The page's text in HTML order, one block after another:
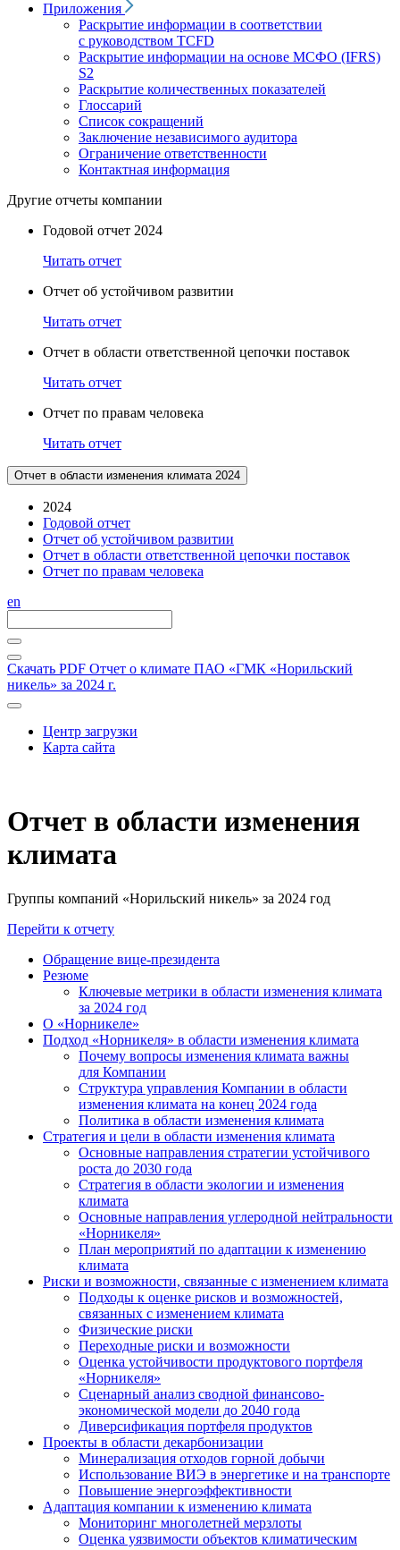
Приложения
Раскрытие информации в соответствии
с руководством TCFD
Раскрытие информации на основе МСФО (IFRS)
S2
Раскрытие количественных показателей
Глоссарий
Список сокращений
Заключение независимого аудитора
Ограничение ответственности
Контактная информация
Другие отчеты компании
Годовой отчет 2024
Читать отчет
Отчет об устойчивом развитии
Читать отчет
Отчет в области ответственной цепочки поставок
Читать отчет
Отчет по правам человека
Читать отчет
Отчет в области изменения климата 2024
2024
Годовой отчет
Отчет об устойчивом развитии
Отчет в области ответственной цепочки поставок
Отчет по правам человека
en
Скачать PDF Отчет о климате ПАО «ГМК «Норильский
никель» за 2024 г.
Центр загрузки
Карта сайта
Отчет в области изменения
климата
Группы компаний «Норильский никель» за 2024 год
Перейти к отчету
Обращение вице-президента
Резюме
Ключевые метрики в области изменения климата
за 2024 год
О «Норникеле»
Подход «Норникеля» в области изменения климата
Почему вопросы изменения климата важны
для Компании
Структура управления Компании в области
изменения климата на конец 2024 года
Политика в области изменения климата
Стратегия и цели в области изменения климата
Основные направления стратегии устойчивого
роста до 2030 года
Стратегия в области экологии и изменения
климата
Основные направления углеродной нейтральности
«Норникеля»
План мероприятий по адаптации к изменению
климата
Риски и возможности, связанные с изменением климата
Подходы к оценке рисков и возможностей,
связанных с изменением климата
Физические риски
Переходные риски и возможности
Оценка устойчивости продуктового портфеля
«Норникеля»
Сценарный анализ сводной финансово-
экономической модели до 2040 года
Диверсификация портфеля продуктов
Проекты в области декарбонизации
Минерализация отходов горной добычи
Использование ВИЭ в энергетике и на транспорте
Повышение энергоэффективности
Адаптация компании к изменению климата
Мониторинг многолетней мерзлоты
Оценка уязвимости объектов климатическим